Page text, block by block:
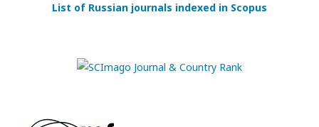
List of Russian journals indexed in Scopus